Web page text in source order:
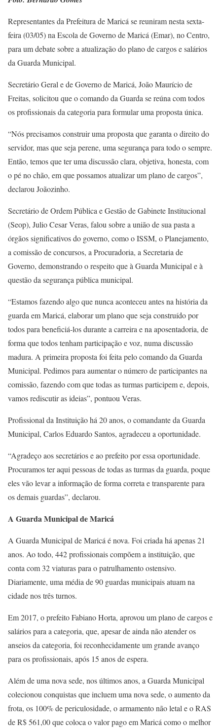
Representantes da Prefeitura de Maricá se reuniram nesta sexta-
feira (03/05) na Escola de Governo de Maricá (Emar), no Centro,
para um debate sobre a atualização do plano de cargos e salários
da Guarda Municipal.
Secretário Geral e de Governo de Maricá, João Maurício de
Freitas, solicitou que o comando da Guarda se reúna com todos
os profissionais da categoria para formular uma proposta única.
“Nós precisamos construir uma proposta que garanta o direito do
servidor, mas que seja perene, uma segurança para todo o sempre.
Então, temos que ter uma discussão clara, objetiva, honesta, com
o pé no chão, em que possamos atualizar um plano de cargos”,
declarou Joãozinho.
Secretário de Ordem Pública e Gestão de Gabinete Institucional
(Seop), Julio Cesar Veras, falou sobre a união de sua pasta a
órgãos significativos do governo, como o ISSM, o Planejamento,
a comissão de concursos, a Procuradoria, a Secretaria de
Governo, demonstrando o respeito que à Guarda Municipal e à
questão da segurança pública municipal.
“Estamos fazendo algo que nunca aconteceu antes na história da
guarda em Maricá, elaborar um plano que seja construído por
todos para beneficiá-los durante a carreira e na aposentadoria, de
forma que todos tenham participação e voz, numa discussão
madura. A primeira proposta foi feita pelo comando da Guarda
Municipal. Pedimos para aumentar o número de participantes na
comissão, fazendo com que todas as turmas participem e, depois,
vamos rediscutir as ideias”, pontuou Veras.
Profissional da Instituição há 20 anos, o comandante da Guarda
Municipal, Carlos Eduardo Santos, agradeceu a oportunidade.
“Agradeço aos secretários e ao prefeito por essa oportunidade.
Procuramos ter aqui pessoas de todas as turmas da guarda, poque
eles vão levar a informação de forma correta e transparente para
os demais guardas”, declarou.
A Guarda Municipal de Maricá
A Guarda Municipal de Maricá é nova. Foi criada há apenas 21
anos. Ao todo, 442 profissionais compõem a instituição, que
conta com 32 viaturas para o patrulhamento ostensivo.
Diariamente, uma média de 90 guardas municipais atuam na
cidade nos três turnos.
Em 2017, o prefeito Fabiano Horta, aprovou um plano de cargos e
salários para a categoria, que, apesar de ainda não atender os
anseios da categoria, foi reconhecidamente um grande avanço
para os profissionais, após 15 anos de espera.
Além de uma nova sede, nos últimos anos, a Guarda Municipal
colecionou conquistas que incluem uma nova sede, o aumento da
frota, os 100% de periculosidade, o armamento não letal e o RAS
de R$ 561,00 que coloca o valor pago em Maricá como o melhor